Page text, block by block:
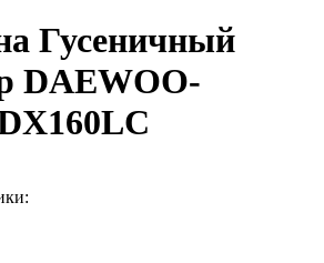
Гусеничный
DAEWOO-